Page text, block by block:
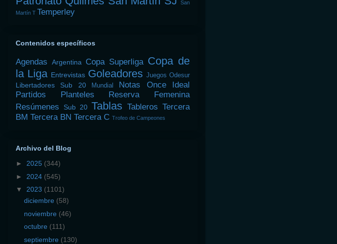
San
Martín T Temperley
Contenidos específicos
Agendas Argentina Copa Superliga Copa de
la Liga Entrevistas Goleadores Juegos Odesur
Libertadores Sub 20 Mundial Notas
Once Ideal
Partidos
Planteles
Reserva Femenina
Resúmenes
Sub 20 Tablas Tableros Tercera
BM Tercera BN Tercera C Trofeo de Campeones
Archivo del Blog
► 2025 (344)
► 2024 (545)
▼ 2023 (1101)
diciembre (58)
noviembre (46)
octubre (111)
septiembre (130)